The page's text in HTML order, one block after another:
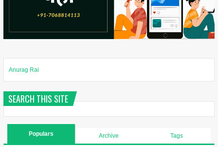
Anurag Rai
SEARCH THIS SITE
Populars Archive Tags